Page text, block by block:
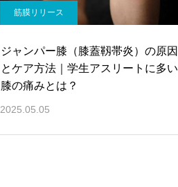
筋膜リリース
ジャンパー膝（膝蓋靱帯炎）の原因
とケア方法｜学生アスリートに多い
膝の痛みとは？
2025.05.05